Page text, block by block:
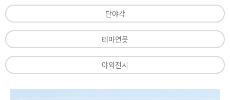
단야각
테마연못
야외전시